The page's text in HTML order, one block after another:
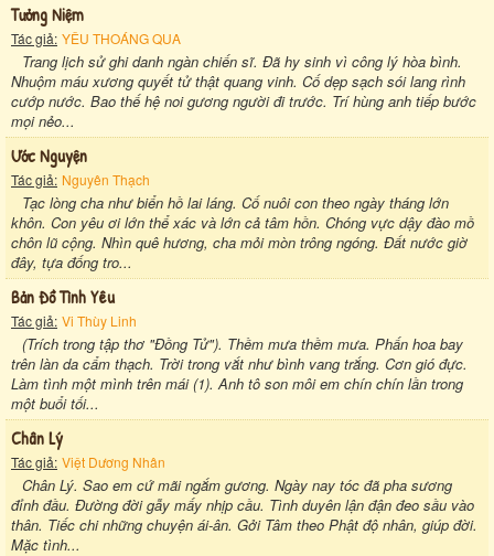
Tưởng Niệm
Tác giả: YÊU THOÁNG QUA
Trang lịch sử ghi danh ngàn chiến sĩ. Đã hy sinh vì công lý hòa bình.
Nhuộm máu xương quyết tử thật quang vinh. Cố dẹp sạch sói lang rình
cướp nước. Bao thế hệ noi gương người đi trước. Trí hùng anh tiếp bước
mọi nẻo...
Ước Nguyện
Tác giả: Nguyên Thạch
Tạc lòng cha như biển hồ lai láng. Cố nuôi con theo ngày tháng lớn
khôn. Con yêu ơi lớn thể xác và lớn cả tâm hồn. Chóng vực dậy đào mồ
chôn lũ cộng. Nhìn quê hương, cha mỏi mòn trông ngóng. Đất nước giờ
đây, tựa đống tro...
Bản Đồ Tình Yêu
Tác giả: Vi Thùy Linh
(Trích trong tập thơ "Đồng Tử"). Thềm mưa thềm mưa. Phấn hoa bay
trên làn da cẩm thạch. Trời trong vắt như bình vang trắng. Cơn gió đực.
Làm tình một mình trên mái (1). Anh tô son môi em chín chín lần trong
một buổi tối...
Chân Lý
Tác giả: Việt Dương Nhân
Chân Lý. Sao em cứ mãi ngắm gương. Ngày nay tóc đã pha sương
đỉnh đầu. Đường đời gẫy mấy nhịp cầu. Tình duyên lận đận đeo sầu vào
thân. Tiếc chi những chuyện ái-ân. Gởi Tâm theo Phật độ nhân, giúp đời.
Mặc tình...